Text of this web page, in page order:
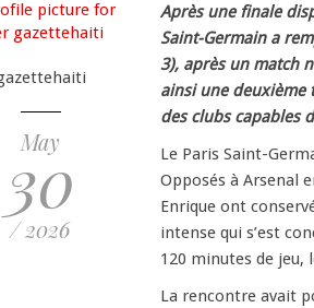
May
30
/ 2026
Après une finale
Saint-Germain a
3), après un match
ainsi une deuxième
des clubs capables
Le Paris Saint-
Opposés à Arsenal
Enrique ont
intense qui s’est
120 minutes de jeu,
La rencontre avait